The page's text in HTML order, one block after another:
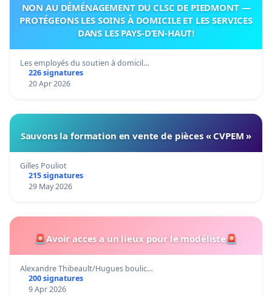
NON AU DÉMÉNAGEMENT DU CLSC DE PIEDMONT —
PROTÉGEONS LES SOINS À DOMICILE ET LES SERVICES
DANS LES PAYS-D’EN-HAUT!
Les employés du soutien à domicil…
226 signatures
20 Apr 2026
Sauvons la formation en vente de pièces « CVPEM »
Gilles Pouliot
215 signatures
29 May 2026
🚨Avoir acces a un lieux pour le modéliste🚨
Alexandre Thibeault/Hugues boulic…
200 signatures
9 Apr 2026